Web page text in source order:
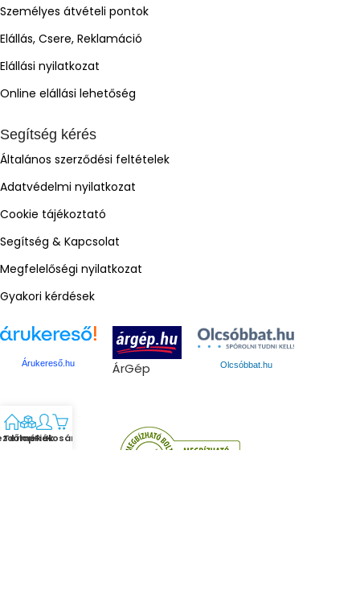
Személyes átvételi pontok
Elállás, Csere, Reklamáció
Elállási nyilatkozat
Online elállási lehetőség
Segítség kérés
Általános szerződési feltételek
Adatvédelmi nyilatkozat
Cookie tájékoztató
Segítség & Kapcsolat
Megfelelőségi nyilatkozat
Gyakori kérdések
Árukereső.hu ÁrGép Olcsóbbat.hu
Termékek
FiókKosár